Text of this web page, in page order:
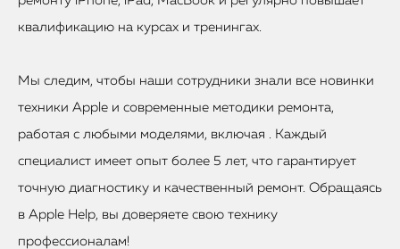
квалификацию на курсах и тренингах.
Мы следим, чтобы наши сотрудники знали все новинки
техники Apple и современные методики ремонта,
работая с любыми моделями, включая . Каждый
специалист имеет опыт более 5 лет, что гарантирует
точную диагностику и качественный ремонт. Обращаясь
в Apple Help, вы доверяете свою технику
профессионалам!